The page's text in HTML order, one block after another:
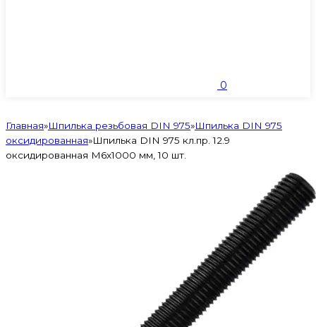
0
Главная»Шпилька резьбовая DIN 975»Шпилька DIN 975
оксидированная»Шпилька DIN 975 кл.пр. 12.9
оксидированная M6х1000 мм, 10 шт.